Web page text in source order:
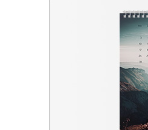
Format:
ausbelichtet
13 Seiten
Startmonat
zahlreiche